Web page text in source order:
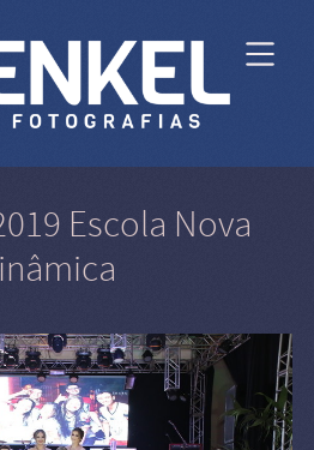
Escola Nova